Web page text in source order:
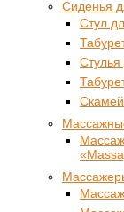
Сиденья
Стул